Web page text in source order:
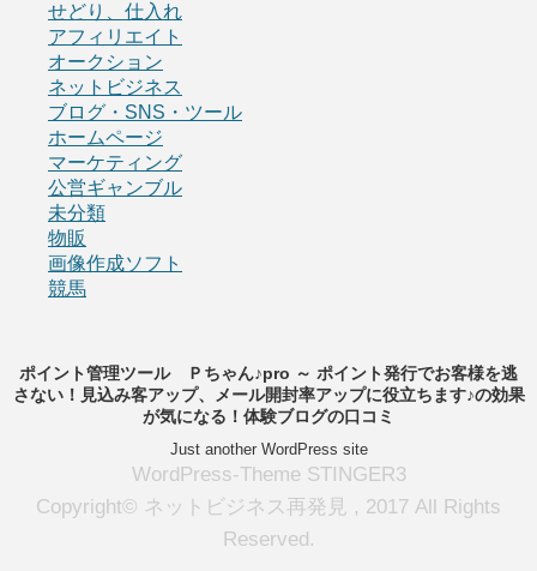
せどり、仕入れ
アフィリエイト
オークション
ネットビジネス
ブログ・SNS・ツール
ホームページ
マーケティング
公営ギャンブル
未分類
物販
画像作成ソフト
競馬
ポイント管理ツール Ｐちゃん♪pro ～ ポイント発行でお客様を逃
さない！見込み客アップ、メール開封率アップに役立ちます♪の効果
が気になる！体験ブログの口コミ
Just another WordPress site
WordPress-Theme STINGER3
Copyright© ネットビジネス再発見 , 2017 All Rights
Reserved.